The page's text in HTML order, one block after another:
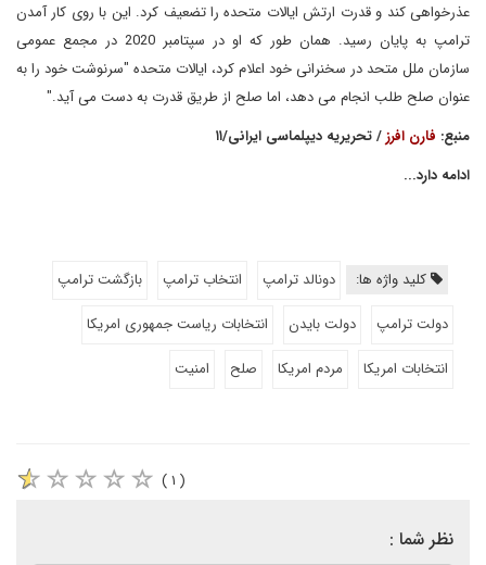
عذرخواهی کند و قدرت ارتش ایالات متحده را تضعیف کرد. این با روی کار آمدن
ترامپ به پایان رسید. همان طور که او در سپتامبر 2020 در مجمع عمومی
سازمان ملل متحد در سخنرانی خود اعلام کرد، ایالات متحده "سرنوشت خود را به
عنوان صلح طلب انجام می دهد، اما صلح از طریق قدرت به دست می آید."
منبع: فارن افرز/ تحریریه دیپلماسی ایرانی/۱۱
ادامه دارد...
کلید واژه ها: دونالد ترامپ انتخاب ترامپ
بازگشت ترامپ
دولت ترامپ
دولت بایدن
انتخابات ریاست جمهوری امریکا
انتخابات امریکا
مردم امریکا صلح امنیت
( ۱ )
نظر شما :